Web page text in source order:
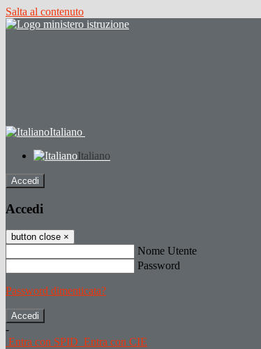
Salta al contenuto
Italiano
Italiano
Accedi
Accedi
button close ×
Nome Utente
Password
Password dimenticata?
-
Entra con SPID Entra con CIE